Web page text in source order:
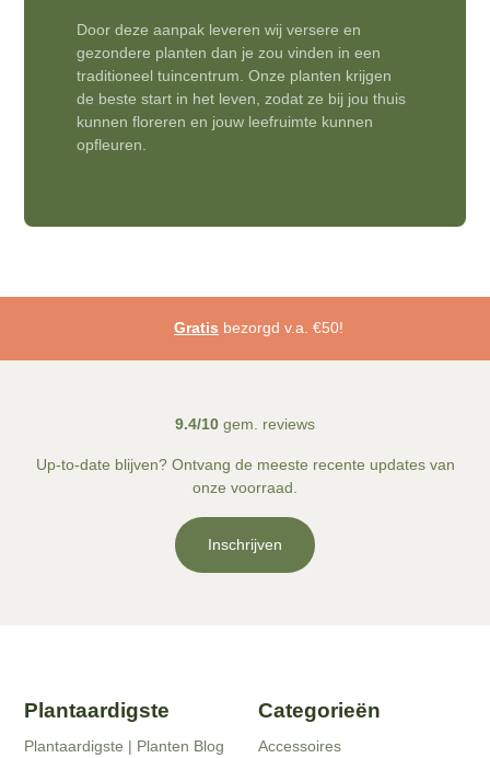
Door deze aanpak leveren wij versere en
gezondere planten dan je zou vinden in een
traditioneel tuincentrum. Onze planten krijgen
de beste start in het leven, zodat ze bij jou thuis
kunnen floreren en jouw leefruimte kunnen
opfleuren.
Gratis bezorgd v.a. €50!
9.4/10 gem. reviews
Up-to-date blijven? Ontvang de meeste recente updates van
onze voorraad.
Inschrijven
Plantaardigste
Plantaardigste | Planten Blog
Categorieën
Accessoires